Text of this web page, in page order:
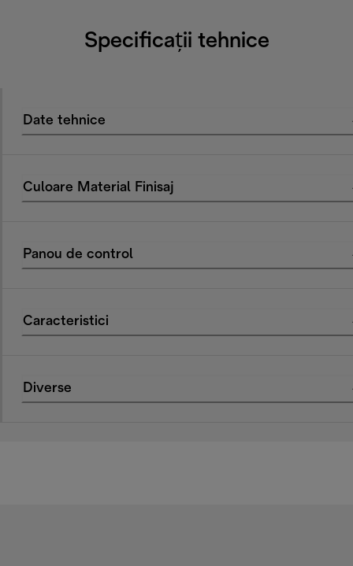
Specificații tehnice
Date tehnice
Culoare Material Finisaj
Panou de control
Caracteristici
Diverse